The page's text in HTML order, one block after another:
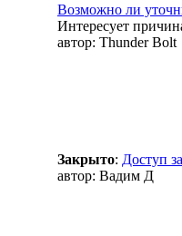
Возможно ли
Интересует
автор: Thunder Bolt
Закрыто: Доступ
автор: Вадим Д